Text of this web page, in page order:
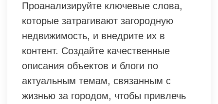
Проанализируйте ключевые слова,
которые затрагивают загородную
недвижимость, и внедрите их в
контент. Создайте качественные
описания объектов и блоги по
актуальным темам, связанным с
жизнью за городом, чтобы привлечь